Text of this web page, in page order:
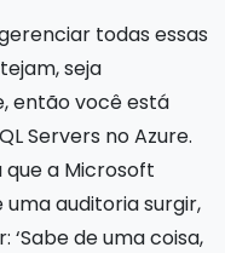
todas essas
seja
então você está
Servers no Azure.
que a Microsoft
auditoria surgir,
de uma coisa,